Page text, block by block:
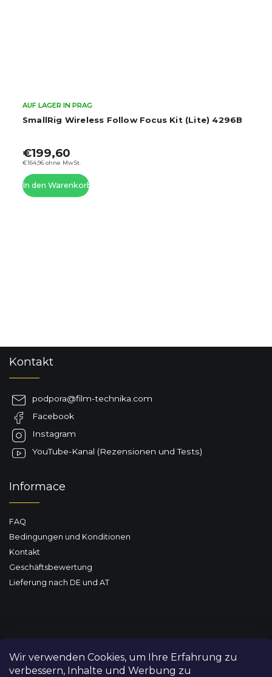
Wir verwenden Cookies, um Ihre Erfahrung zu
verbessern, Inhalte und Werbung zu
SmallRig Wireless Follow Focus Kit (Lite) 4296B
AUF LAGER IN PRAG
€164,96 ohne MwSt.
€199,60
In den Warenkorb
Kontakt
podpora@film-technika.com
Facebook
Instagram
YouTube-Kanal (Rezensionen und Tests)
Informace
FAQ
Bedingungen und Konditionen
Kontakt
Geschäftsbewertung
Lieferung nach DE und AT